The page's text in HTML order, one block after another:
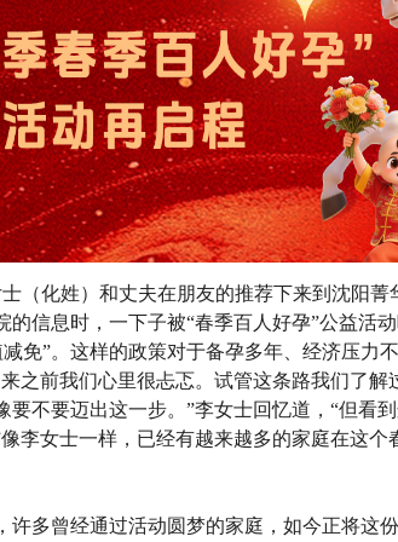
（化姓）和丈夫在朋友的推荐下来到沈阳菁
的信息时，一下子被“春季百人好孕”公益活
免”。这样的政策对于备孕多年、经济压力
之前我们心里很忐忑。试管这条路我们了解
要不要迈出这一步。”李女士回忆道，“但看
李女士一样，已经有越来越多的家庭在这个
许多曾经通过活动圆梦的家庭，如今正将这